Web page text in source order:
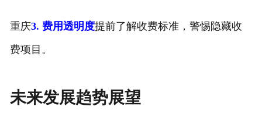
重庆3. 费用透明度提前了解收费标准，警惕隐藏收
费项目。
未来发展趋势展望